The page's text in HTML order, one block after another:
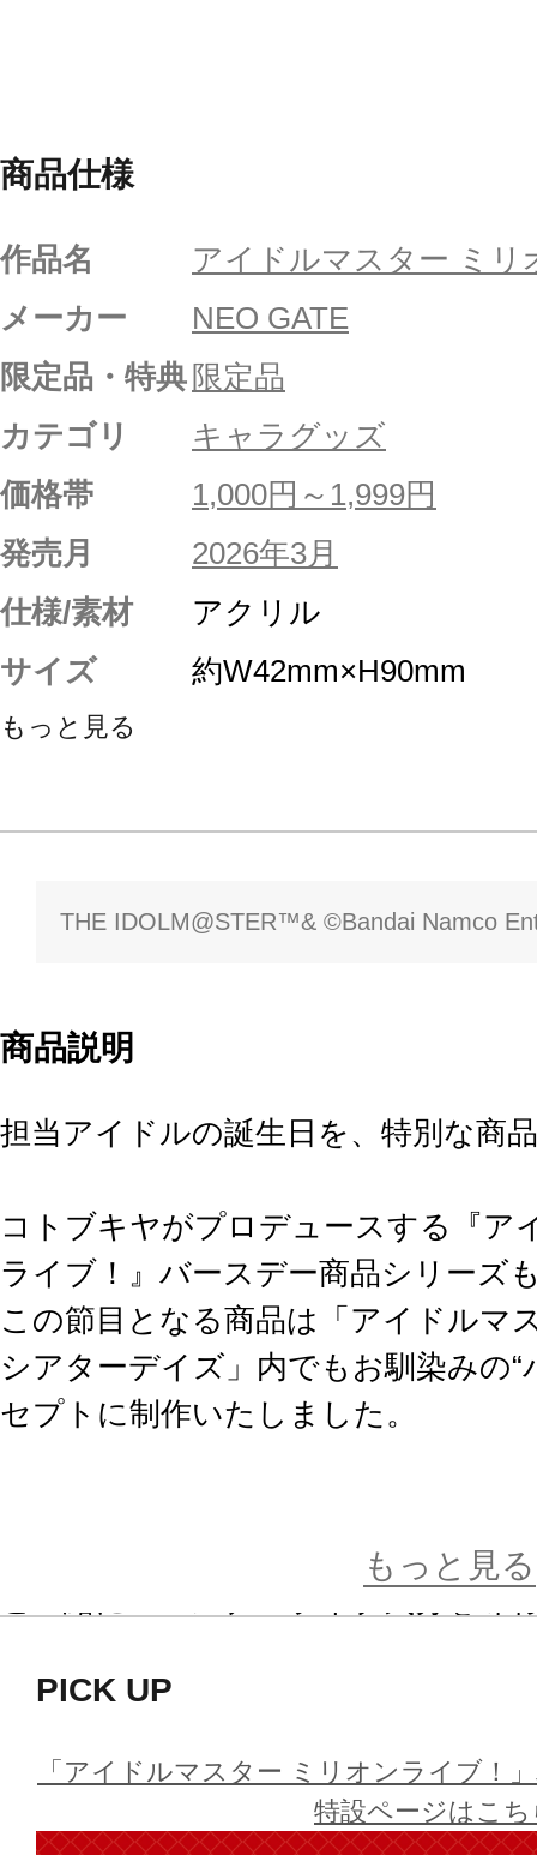
商品仕様
作品名
アイドルマスター ミリ
メーカー
NEO GATE
限定品・特典 限定品
カテゴリ
キャラグッズ
価格帯
1,000円～1,999円
発売月
2026年3月
仕様/素材
アクリル
サイズ
約W42mm×H90mm
もっと見る
THE IDOLM@STER™& ©Bandai Namco
商品説明
担当アイドルの誕生日を、特別な商
コトブキヤがプロデュースする『ア
ライブ！』バースデー商品シリー
この節目となる商品は「アイドルマ
シアターデイズ」内でもお馴染みの
セプトに制作いたしました。
全52名の中から、お好きなアイド
季節感を意識してセレクトしたカー
別な商品を、どうぞお見逃しなく！
もっと見る
PICK UP
「アイドルマスター ミリオンライブ！
特設ページはこち